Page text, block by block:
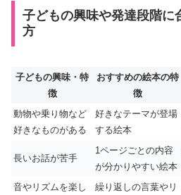
子どもの興味や発達段階に
方
子どもの興味・特
徴
おすすめの絵本の特
徴
動物や乗り物など
好きなものがある
好きなテーマが登場
する絵本
長いお話が苦手
1ページごとの内容
が分かりやすい絵本
音やリズムを楽し
繰り返しの言葉やリ